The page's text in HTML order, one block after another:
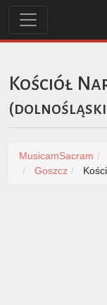
Kościół
(
MusicamSacram
Goszcz